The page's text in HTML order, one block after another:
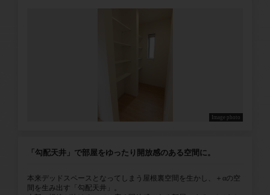
Image photo
「勾配天井」で部屋をゆったり開放感のある空間に。
本来デッドスペースとなってしまう屋根裏空間を生かし、＋αの空
間を生み出す「勾配天井」。